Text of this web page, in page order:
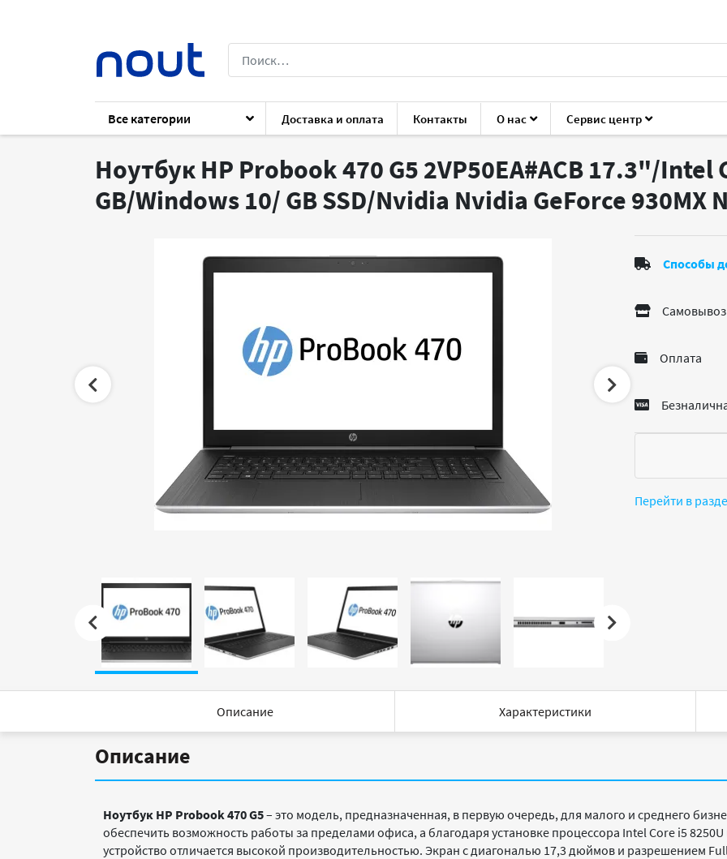
Все категории Доставка и оплата Контакты О нас Сервис центр
Каталог Ноутбуки HP Probook 470 G5 2VP50EA#ACB
Ноутбук HP Probook 470 G5 2VP50EA#ACB 17.3"/Intel
GB/Windows 10/ GB SSD/Nvidia Nvidia GeForce 930MX N
Способы
Самовывоз
Оплата
Перейти в
Описание Характеристики
Описание
Ноутбук HP Probook 470 G5– это модель, предназначенная, в первую очередь, для малого и среднего
обеспечить возможность работы за пределами офиса, а благодаря установке процессора Intel Core i5
устройство отличается высокой производительностью. Экран с диагональю 17,3 дюймов и разрешением